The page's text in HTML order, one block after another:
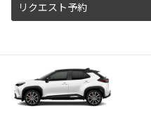
リクエスト予約